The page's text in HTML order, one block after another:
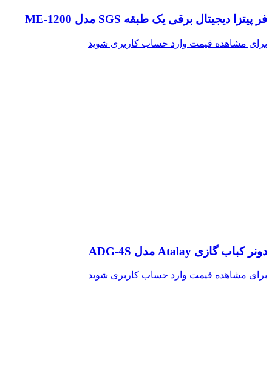
فر پیتزا دیجیتال برقی یک طبقه SGS مدل ME-1200
برای مشاهده قیمت وارد حساب کاربری شوید
دونر کباب گازی Atalay مدل ADG-4S
برای مشاهده قیمت وارد حساب کاربری شوید